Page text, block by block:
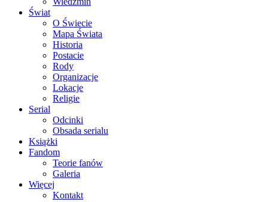
Świat
O Świecie
Mapa Świata
Historia
Postacie
Rody
Organizacje
Lokacje
Religie
Serial
Odcinki
Obsada serialu
Książki
Fandom
Teorie fanów
Galeria
Więcej
Kontakt